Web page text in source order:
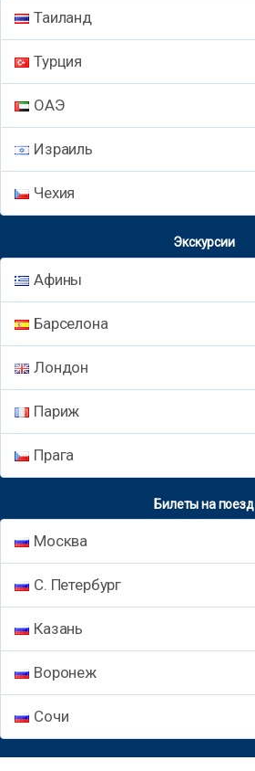
Таиланд
Турция
ОАЭ
Израиль
Чехия
Экскурсии
Афины
Барселона
Лондон
Париж
Прага
Билеты на поезд
Москва
С. Петербург
Казань
Воронеж
Сочи